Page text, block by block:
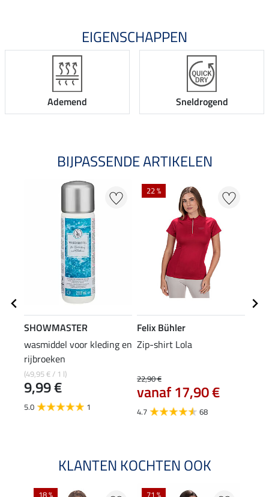
EIGENSCHAPPEN
Ademend Sneldrogend
BIJPASSENDE ARTIKELEN
SHOWMASTER
wasmiddel voor kleding en
rijbroeken
(49,95 € / 1 l)
9,99 €
5.0 1
22 %
Felix Bühler
Zip-shirt Lola
22,90 €
vanaf 17,90 €
4.7 68
KLANTEN KOCHTEN OOK